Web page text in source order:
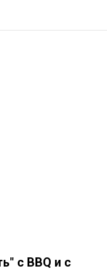
с BBQ и с